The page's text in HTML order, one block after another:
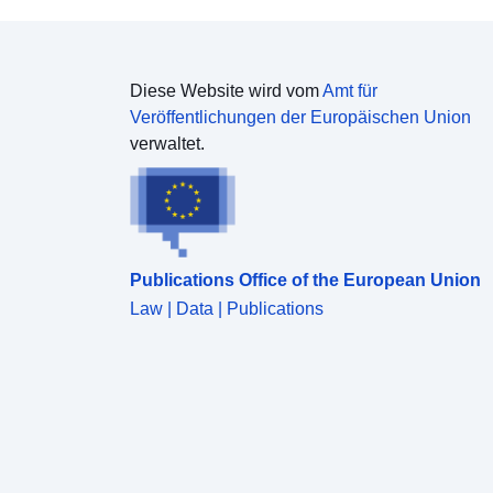
Diese Website wird vomAmt für
Veröffentlichungen der Europäischen Union
verwaltet.
Publications Office of the European Union
Law | Data | Publications